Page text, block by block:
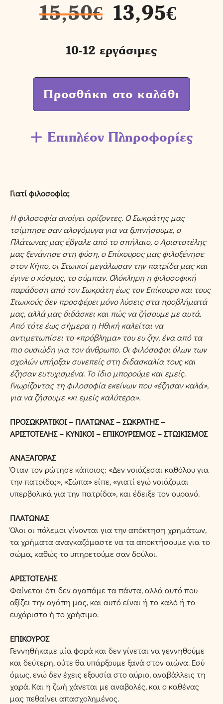
15,50€ 13,95€
10-12 εργάσιμες
Προσθήκη στο καλάθι
Επιπλέον Πληροφορίες
Γιατί φιλοσοφία;
Η φιλοσοφία ανοίγει ορίζοντες. Ο Σωκράτης μας
τσίμπησε σαν αλογόμυγα για να ξυπνήσουμε, ο
Πλάτωνας μας έβγαλε από το σπήλαιο, ο Αριστοτέλης
μας ξενάγησε στη φύση, ο Επίκουρος μας φιλοξένησε
στον Κήπο, οι Στωικοί μεγάλωσαν την πατρίδα μας και
έγινε ο κόσμος, το σύμπαν. Ολόκληρη η φιλοσοφική
παράδοση από τον Σωκράτη έως τον Επίκουρο και τους
Στωικούς δεν προσφέρει μόνο λύσεις στα προβλήματά
μας, αλλά μας διδάσκει και πώς να ζήσουμε με αυτά.
Από τότε έως σήμερα η Ηθική καλείται να
αντιμετωπίσει το «πρόβλημα» του ευ ζην, ένα από τα
πιο ουσιώδη για τον άνθρωπο. Οι φιλόσοφοι όλων των
σχολών υπήρξαν συνεπείς στη διδασκαλία τους και
έζησαν ευτυχισμένα. Το ίδιο μπορούμε και εμείς.
Γνωρίζοντας τη φιλοσοφία εκείνων που «έζησαν καλά»,
για να ζήσουμε «κι εμείς καλύτερα».
ΠΡΟΣΩΚΡΑΤΙΚΟΙ – ΠΛΑΤΩΝΑΣ – ΣΩΚΡΑΤΗΣ –
ΑΡΙΣΤΟΤΕΛΗΣ – ΚΥΝΙΚΟΙ – ΕΠΙΚΟΥΡΙΣΜΟΣ – ΣΤΩΙΚΙΣΜΟΣ
ΑΝΑΞΑΓΟΡΑΣ
Όταν τον ρώτησε κάποιος: «Δεν νοιάζεσαι καθόλου για
την πατρίδα;», «Σώπα» είπε, «γιατί εγώ νοιάζομαι
υπερβολικά για την πατρίδα», και έδειξε τον ουρανό.
ΠΛΑΤΩΝΑΣ
Όλοι οι πόλεμοι γίνονται για την απόκτηση χρημάτων,
τα χρήματα αναγκαζόμαστε να τα αποκτήσουμε για το
σώμα, καθώς το υπηρετούμε σαν δούλοι.
ΑΡΙΣΤΟΤΕΛΗΣ
Φαίνεται ότι δεν αγαπάμε τα πάντα, αλλά αυτό που
αξίζει την αγάπη μας, και αυτό είναι ή το καλό ή το
ευχάριστο ή το χρήσιμο.
ΕΠΙΚΟΥΡΟΣ
Γεννηθήκαμε μία φορά και δεν γίνεται να γεννηθούμε
και δεύτερη, ούτε θα υπάρξουμε ξανά στον αιώνα. Εσύ
όμως, ενώ δεν έχεις εξουσία στο αύριο, αναβάλλεις τη
χαρά. Και η ζωή χάνεται με αναβολές, και ο καθένας
μας πεθαίνει απασχολημένος.